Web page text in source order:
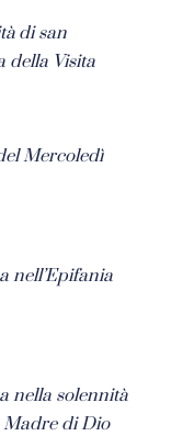
di san
della Visita
Mercoledì
nell’Epifania
nella solennità
di Dio